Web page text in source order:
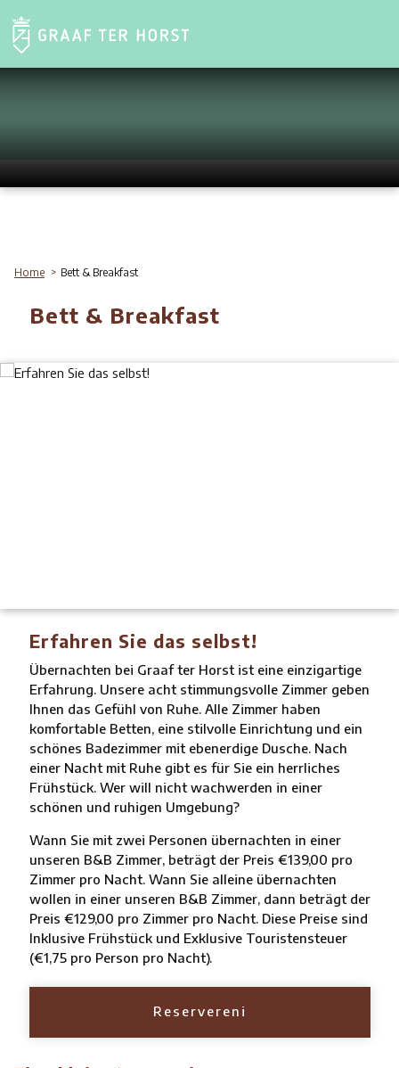
Home Bett & Breakfast
Bett & Breakfast
Erfahren Sie das selbst!
Übernachten bei Graaf ter Horst ist eine einzigartige
Erfahrung. Unsere acht stimmungsvolle Zimmer geben
Ihnen das Gefühl von Ruhe. Alle Zimmer haben
komfortable Betten, eine stilvolle Einrichtung und ein
schönes Badezimmer mit ebenerdige Dusche. Nach
einer Nacht mit Ruhe gibt es für Sie ein herrliches
Frühstück. Wer will nicht wachwerden in einer
schönen und ruhigen Umgebung?
Wann Sie mit zwei Personen übernachten in einer
unseren B&B Zimmer, beträgt der Preis €139,00 pro
Zimmer pro Nacht. Wann Sie alleine übernachten
wollen in einer unseren B&B Zimmer, dann beträgt der
Preis €129,00 pro Zimmer pro Nacht. Diese Preise sind
Inklusive Frühstück und Exklusive Touristensteuer
(€1,75 pro Person pro Nacht).
Reservereni